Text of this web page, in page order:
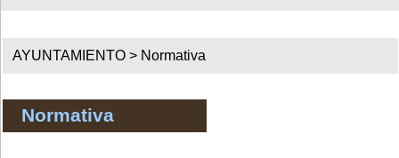
AYUNTAMIENTO > Normativa
Normativa